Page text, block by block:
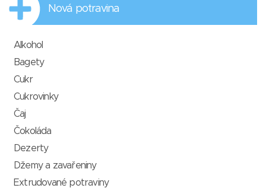
Nová potravina
Alkohol
Bagety
Cukr
Cukrovinky
Čaj
Čokoláda
Dezerty
Džemy a zavařeniny
Extrudované potraviny